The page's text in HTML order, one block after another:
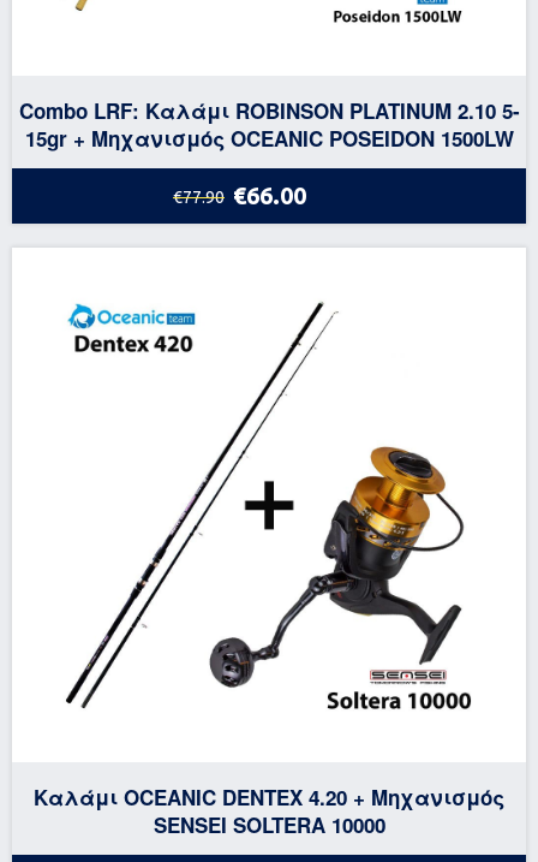
Combo LRF: Καλάμι ROBINSON PLATINUM 2.10 5-
15gr + Μηχανισμός OCEANIC POSEIDON 1500LW
€77.90 €66.00
Καλάμι OCEANIC DENTEX 4.20 + Μηχανισμός
SENSEI SOLTERA 10000